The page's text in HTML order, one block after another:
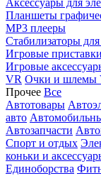
Аксессуары для
Планшеты
MP3 плееры
Стабилизаторы
Игровые приставки
Игровые
VR Очки и шлемы
Прочее Все
Автотовары
авто
Автозапчасти
Спорт и отдых
коньки и
Единоборства